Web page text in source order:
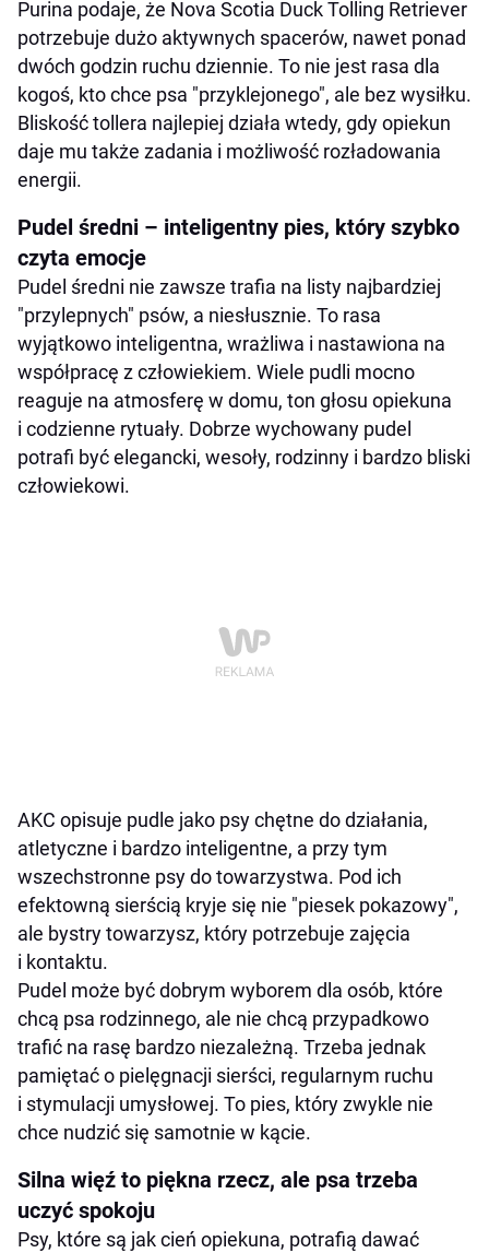
Purina podaje, że Nova Scotia Duck Tolling Retriever
potrzebuje dużo aktywnych spacerów, nawet ponad
dwóch godzin ruchu dziennie. To nie jest rasa dla
kogoś, kto chce psa "przyklejonego", ale bez wysiłku.
Bliskość tollera najlepiej działa wtedy, gdy opiekun
daje mu także zadania i możliwość rozładowania
energii.
Pudel średni – inteligentny pies, który szybko
czyta emocje
Pudel średni nie zawsze trafia na listy najbardziej
"przylepnych" psów, a niesłusznie. To rasa
wyjątkowo inteligentna, wrażliwa i nastawiona na
współpracę z człowiekiem. Wiele pudli mocno
reaguje na atmosferę w domu, ton głosu opiekuna
i codzienne rytuały. Dobrze wychowany pudel
potrafi być elegancki, wesoły, rodzinny i bardzo bliski
człowiekowi.
AKC opisuje pudle jako psy chętne do działania,
atletyczne i bardzo inteligentne, a przy tym
wszechstronne psy do towarzystwa. Pod ich
efektowną sierścią kryje się nie "piesek pokazowy",
ale bystry towarzysz, który potrzebuje zajęcia
i kontaktu.
Pudel może być dobrym wyborem dla osób, które
chcą psa rodzinnego, ale nie chcą przypadkowo
trafić na rasę bardzo niezależną. Trzeba jednak
pamiętać o pielęgnacji sierści, regularnym ruchu
i stymulacji umysłowej. To pies, który zwykle nie
chce nudzić się samotnie w kącie.
Silna więź to piękna rzecz, ale psa trzeba
uczyć spokoju
Psy, które są jak cień opiekuna, potrafią dawać